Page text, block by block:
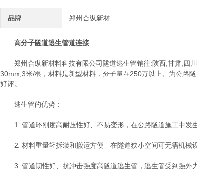
品牌 郑州合纵新材
高分子隧道逃生管道连接
郑州合纵新材料科技有限公司隧道逃生管销往:陕西,甘肃,四
30mm,3米/根，材料是新型材料，分子量在250万以上。为公路
好评。
逃生管的优势：
1. 管道环刚度高耐压性好、不易变形，在公路隧道施工中发
2. 材料重量轻拆装和搬运方便，在隧道狭小空间可无需机械
3. 管道韧性好、抗冲击强度高隧道逃生管，逃生管受到强外